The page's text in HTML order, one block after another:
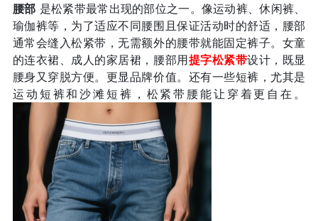
腰部 是松紧带最常出现的部位之一。像运动裤、休闲裤、
瑜伽裤等，为了适应不同腰围且保证活动时的舒适，腰部
通常会缝入松紧带，无需额外的腰带就能固定裤子。女童
的连衣裙、成人的家居裙，腰部用提字松紧带设计，既显
腰身又穿脱方便。更显品牌价值。还有一些短裤，尤其是
运动短裤和沙滩短裤，松紧带腰能让穿着更自在。